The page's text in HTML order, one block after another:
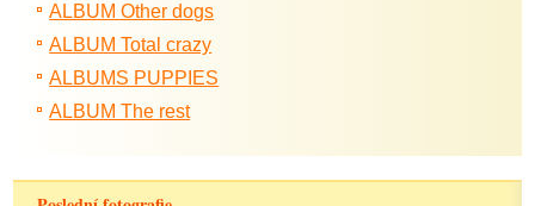
ALBUM Other dogs
ALBUM Total crazy
ALBUMS PUPPIES
ALBUM The rest